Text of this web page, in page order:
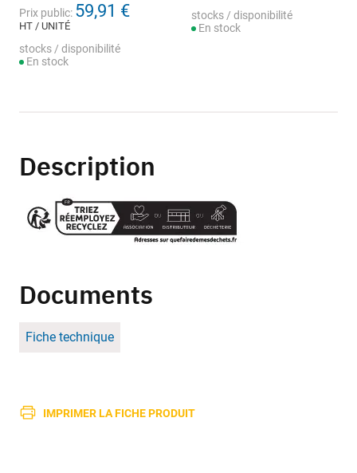
Prix public: 59,91 €
HT / UNITÉ
stocks / disponibilité
En stock
stocks / disponibilité
En stock
Description
Documents
Fiche technique
IMPRIMER LA FICHE PRODUIT